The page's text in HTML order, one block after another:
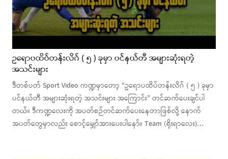
ဥရောပထိပ်တန်းလိဂ် ( ၅ ) ခုမှာ ပင်နယ်တီ အများဆုံးရတဲ့
အသင်းများ
ဒီတစ်ပတ် Sport Video ကဏ္ဍမှာတော့ “ဥရောပထိပ်တန်းလိဂ် ( ၅ ) ခုမှာ
ပင်နယ်တီ အများဆုံးရတဲ့ အသင်းများ အကြောင်း” တင်ဆက်ပေးချင်ပါ
တယ်။ ဒီကဏ္ဍလေးကို အပတ်စဉ်တင်ဆက်ပေးနေတာဖြစ်လို့ နောက်
အပတ်တွေမှာလည်း စောင့်မျှော်အားပေးပါနော်။ Team (ရိုးရာလေး)…